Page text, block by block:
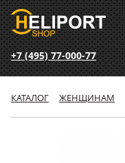
+7 (495) 77-000-77
КАТАЛОГ ЖЕНЩИНАМ